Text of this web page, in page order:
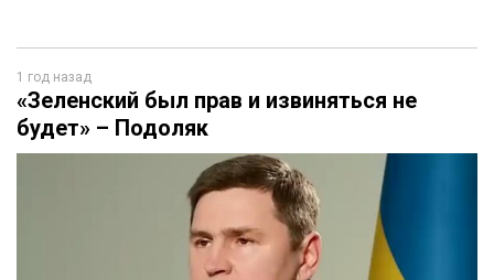
1 год назад
«Зеленский был прав и извиняться не
будет» – Подоляк